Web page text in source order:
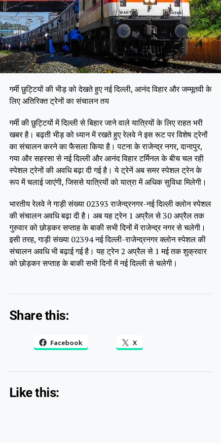
गर्मी छुट्टियों की भीड़ को देखते हुए नई दिल्ली, आनंद विहार और जम्मूतवी के
लिए अतिरिक्त ट्रेनों का संचालन तय
गर्मी की छुट्टियों में दिल्ली से बिहार जाने वाले यात्रियों के लिए राहत भरी
खबर है। बढ़ती भीड़ को ध्यान में रखते हुए रेलवे ने इस रूट पर विशेष ट्रेनों
का संचालन करने का फैसला किया है। पटना के राजेन्द्र नगर, दानापुर,
गया और सहरसा से नई दिल्ली और आनंद विहार टर्मिनल के बीच चल रही
स्पेशल ट्रेनों की अवधि बढ़ा दी गई है। ये ट्रेनें अब समर स्पेशल ट्रेन के
रूप में चलाई जाएंगी, जिससे यात्रियों को यात्रा में अधिक सुविधा मिलेगी।
भारतीय रेलवे ने गाड़ी संख्या 02393 राजेन्द्रनगर-नई दिल्ली क्लोन स्पेशल
की संचालन अवधि बढ़ा दी है। अब यह ट्रेन 1 अप्रैल से 30 अप्रैल तक
गुरुवार को छोड़कर सप्ताह के बाकी सभी दिनों में राजेन्द्र नगर से चलेगी।
इसी तरह, गाड़ी संख्या 02394 नई दिल्ली-राजेन्द्रनगर क्लोन स्पेशल की
संचालन अवधि भी बढ़ाई गई है। यह ट्रेन 2 अप्रैल से 1 मई तक शुक्रवार
को छोड़कर सप्ताह के बाकी सभी दिनों में नई दिल्ली से चलेगी।
Share this:
Facebook X
Like this: